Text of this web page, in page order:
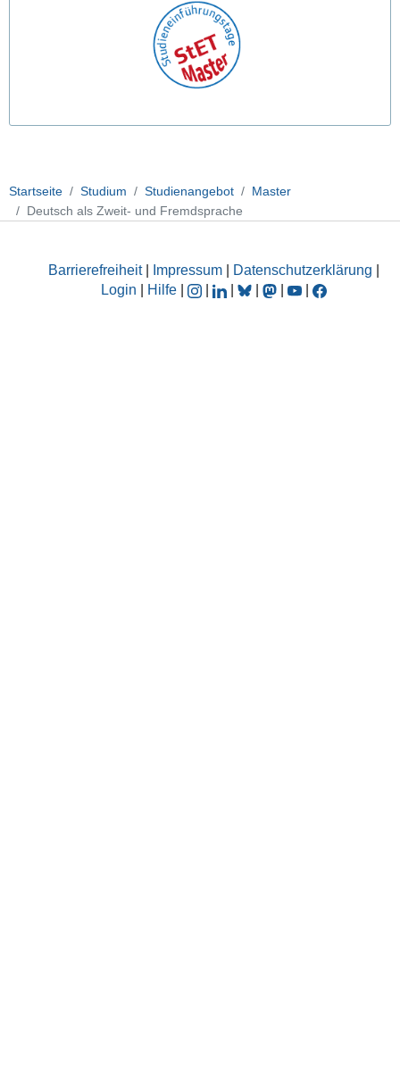
Startseite Studium Studienangebot
Master
Deutsch als Zweit- und Fremdsprache
Barrierefreiheit| Impressum Datenschutzerklärung
Login
Hilfe